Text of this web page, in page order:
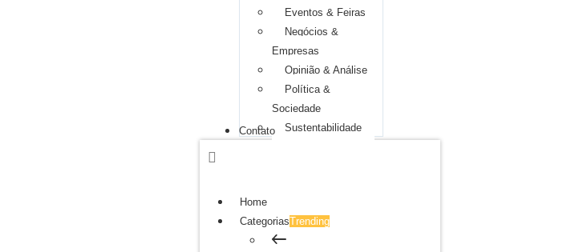
Eventos & Feiras
Negócios &
Empresas
Opinião & Análise
Política &
Sociedade
Sustentabilidade
Contato
Home
CategoriasTrending